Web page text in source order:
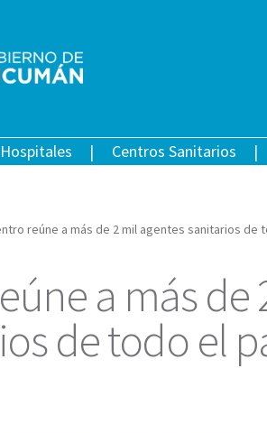
Hospitales Centros Sanitarios
reúne a más de 2 mil agentes sanitarios de
a más de
de todo el